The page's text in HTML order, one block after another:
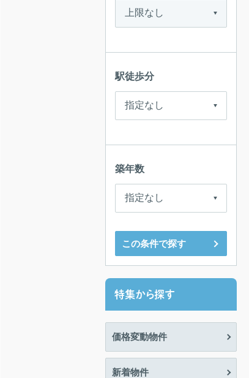
駅徒歩分
築年数
この条件で探す
特集から探す
価格変動物件
新着物件